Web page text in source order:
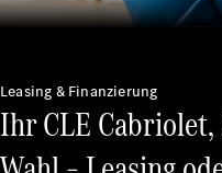
Über uns
Mercedes-
Leasing & Finanzierung
Ihr CLE